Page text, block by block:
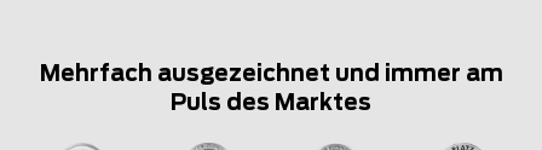
Mehrfach ausgezeichnet und immer am
Puls des Marktes